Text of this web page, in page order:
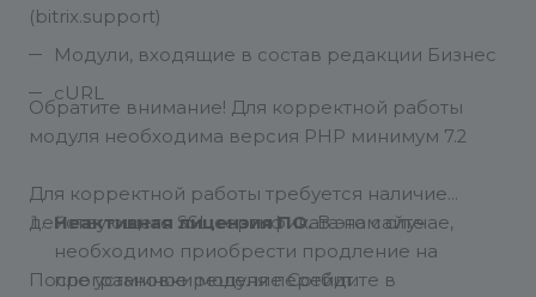
(bitrix.support)
Модули, входящие в состав редакции Бизнес
cURL
Обратите внимание! Для корректной работы
модуля необходима версия PHP минимум 7.2
Для корректной работы требуется наличие
действующего SSL сертификата на сайте
После установки модуля перейдите в
Неактивная лицензия ПО.В этом случае,
необходимо приобрести продление на
программное решение Сотбит.